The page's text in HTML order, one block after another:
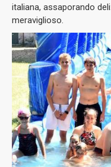
italiana, assaporando
meraviglioso.